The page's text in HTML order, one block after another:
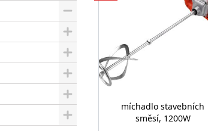
míchadlo stavebních
směsí, 1200W